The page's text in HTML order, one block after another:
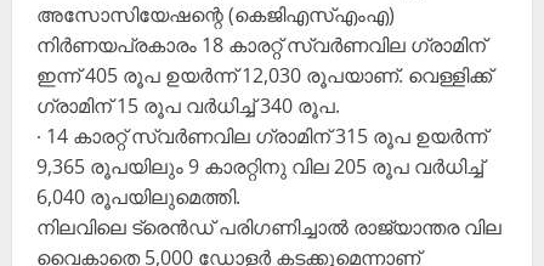
അസോസിയേഷന്റെ (കെജിഎസ്എംഎ)
നിർണയപ്രകാരം 18 കാരറ്റ് സ്വർണവില ഗ്രാമിന്
ഇന്ന് 405 രൂപ ഉയർന്ന് 12,030 രൂപയാണ്. വെള്ളിക്ക്
ഗ്രാമിന് 15 രൂപ വർധിച്ച് 340 രൂപ.
∙ 14 കാരറ്റ് സ്വർണവില ഗ്രാമിന് 315 രൂപ ഉയർന്ന്
9,365 രൂപയിലും 9 കാരറ്റിനു വില 205 രൂപ വർധിച്ച്
6,040 രൂപയിലുമെത്തി.
നിലവിലെ ട്രെൻഡ് പരിഗണിച്ചാൽ രാജ്യാന്തര വില
വൈകാതെ 5,000 ഡോളർ കടക്കുമെന്നാണ്